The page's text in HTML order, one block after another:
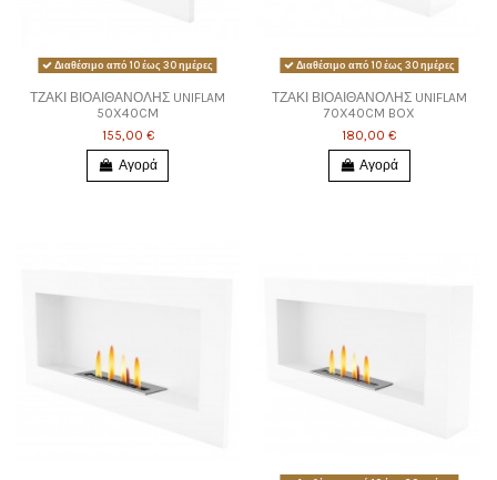
Διαθέσιμο από 10 έως 30 ημέρες
ΤΖΑΚΙ ΒΙΟΑΙΘΑΝΟΛΗΣ UNIFLAM
50X40CM
155,00 €
Αγορά
Διαθέσιμο από 10 έως 30 ημέρες
ΤΖΑΚΙ ΒΙΟΑΙΘΑΝΟΛΗΣ UNIFLAM
70X40CM BOX
180,00 €
Αγορά